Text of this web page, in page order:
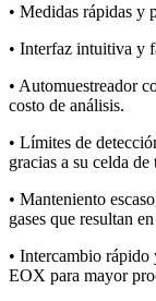
• Medidas rápidas y
• Interfaz intuitiva y
• Automuestreador
costo de análisis.
• Límites de
gracias a su celda
• Manteniento
gases que resultan
• Intercambio
EOX para mayor